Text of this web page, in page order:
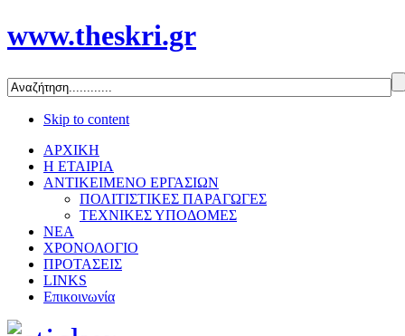
www.theskri.gr
Skip to content
ΑΡΧΙΚΗ
Η ΕΤΑΙΡΙΑ
ΑΝΤΙΚΕΙΜΕΝΟ ΕΡΓΑΣΙΩΝ
ΠΟΛΙΤΙΣΤΙΚΕΣ ΠΑΡΑΓΩΓΕΣ
ΤΕΧΝΙΚΕΣ ΥΠΟΔΟΜΕΣ
ΝΕΑ
ΧΡΟΝΟΛΟΓΙΟ
ΠΡΟΤΑΣΕΙΣ
LINKS
Επικοινωνία